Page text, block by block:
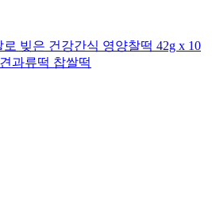
빚은 건강간식 영양찰떡 42g x 10
과류떡 찹쌀떡